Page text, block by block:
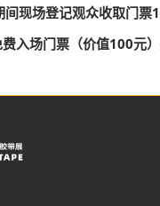
现场登记观众收取门票
入场门票（价值100元